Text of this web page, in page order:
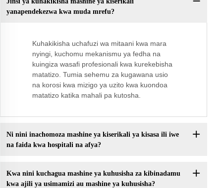
yanapendekezwa kwa muda mrefu?
Kuhakikisha uchafuzi wa mitaani kwa mara
nyingi, kuchomu mekanismu ya fedha na
kuingiza wasafi profesionali kwa kurekebisha
matatizo. Tumia sehemu za kugawana usio
na korosi kwa mizigo ya uzito kwa kuondoa
matatizo katika mahali pa kutosha.
Ni nini inachomoza mashine ya kiserikali ya kisasa ili iwe
na faida kwa hospitali na afya?
Kwa nini kuchagua mashine ya kuhusisha za kibinadamu
kwa ajili ya usimamizi au mashine ya kuhusisha?